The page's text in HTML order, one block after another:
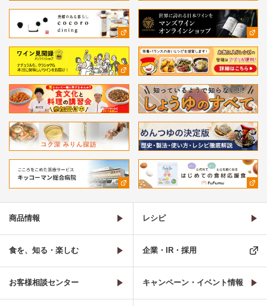
商品情報 レシピ
食を、知る・楽しむ 企業・IR・採用
お客様相談センター キャンペーン・イベント情報